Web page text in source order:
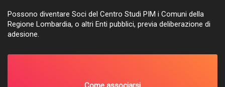
Possono diventare Soci del Centro Studi PIM i Comuni della
Regione Lombardia, o altri Enti pubblici, previa deliberazione di
adesione.